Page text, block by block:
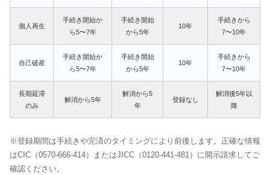
個人再生
手続き開始か
ら5〜7年
手続き開始
から5年
10年
手続きから
7〜10年
自己破産
手続き開始か
ら5〜7年
手続き開始
から5年
10年
手続きから
7〜10年
長期延滞
のみ
解消から5年
解消から5
年
登録なし
解消後5年以
降
※登録期間は手続きや完済のタイミングにより前後します。正確な情報
はCIC（0570-666-414）またはJICC（0120-441-481）に開示請求してご
確認ください。